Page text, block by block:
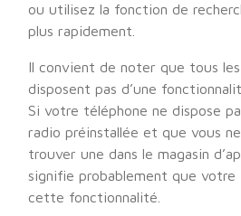
ou utilisez la fonction de
plus rapidement.
Il convient de noter que tous
disposent pas d’une
Si votre téléphone ne dispose
radio préinstallée et que vous
trouver une dans le magasin
signifie probablement que votre
cette fonctionnalité.